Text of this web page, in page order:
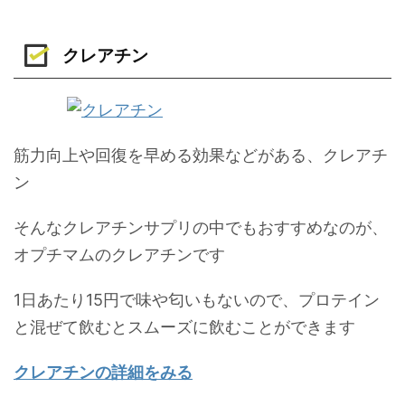
クレアチン
筋力向上や回復を早める効果などがある、クレアチ
ン
そんなクレアチンサプリの中でもおすすめなのが、
オプチマムのクレアチンです
1日あたり15円で味や匂いもないので、プロテイン
と混ぜて飲むとスムーズに飲むことができます
クレアチンの詳細をみる